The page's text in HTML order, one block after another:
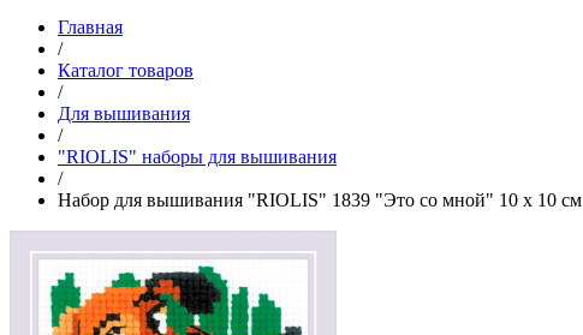
Главная
/
Каталог товаров
/
Для вышивания
/
"RIOLIS" наборы для вышивания
/
Набор для вышивания "RIOLIS" 1839 "Это со мной" 10 х 10 см